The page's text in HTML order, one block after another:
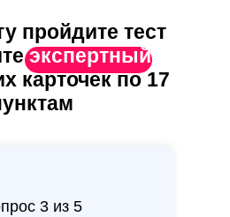
3 из 5
пройдите тест
экспертный
карточек по 17